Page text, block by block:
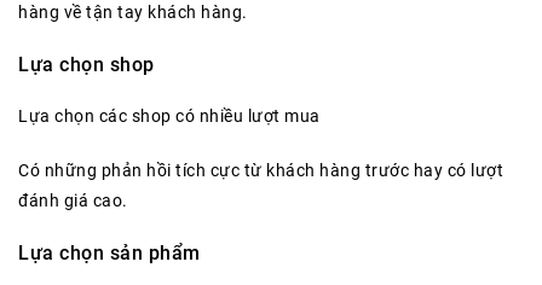
hàng về tận tay khách hàng.
Lựa chọn shop
Lựa chọn các shop có nhiều lượt mua
Có những phản hồi tích cực từ khách hàng trước hay có lượt
đánh giá cao.
Lựa chọn sản phẩm